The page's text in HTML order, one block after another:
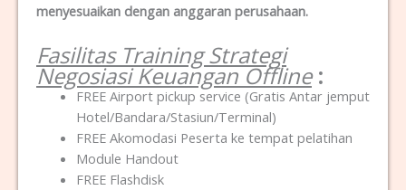
menyesuaikan dengan anggaran perusahaan.
Fasilitas Training Strategi
Negosiasi Keuangan Offline :
FREE Airport pickup service (Gratis Antar jemput
Hotel/Bandara/Stasiun/Terminal)
FREE Akomodasi Peserta ke tempat pelatihan
Module Handout
FREE Flashdisk